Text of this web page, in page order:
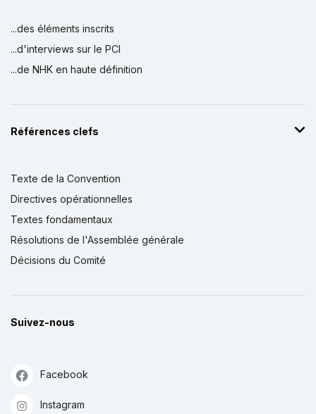
...des éléments inscrits
...d'interviews sur le PCI
...de NHK en haute définition
Références clefs
Texte de la Convention
Directives opérationnelles
Textes fondamentaux
Résolutions de l'Assemblée générale
Décisions du Comité
Suivez-nous
Facebook
Instagram